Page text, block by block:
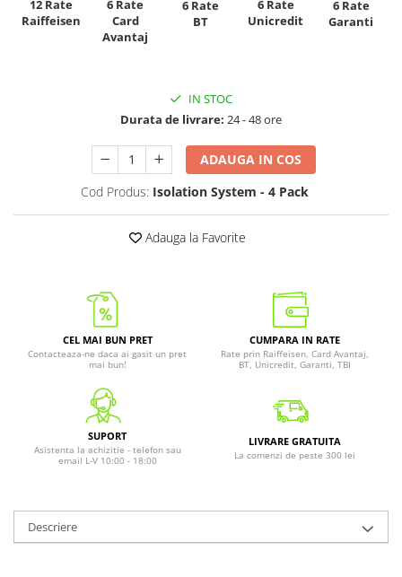
12 Rate
Raiffeisen
6 Rate
Card
Avantaj
6 Rate
BT
6 Rate
Unicredit
6 Rate
Garanti
IN STOC
Durata de livrare: 24 - 48 ore
ADAUGA IN COS
Cod Produs: Isolation System - 4 Pack
Adauga la Favorite
CEL MAI BUN PRET
Contacteaza-ne daca ai gasit un pret
mai bun!
CUMPARA IN RATE
Rate prin Raiffeisen, Card Avantaj,
BT, Unicredit, Garanti, TBI
SUPORT
Asistenta la achizitie - telefon sau
email L-V 10:00 - 18:00
LIVRARE GRATUITA
La comenzi de peste 300 lei
Descriere